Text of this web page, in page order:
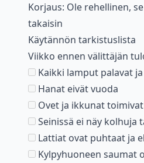
Korjaus: Ole rehellinen,
takaisin
Käytännön tarkistuslista
Viikko ennen välittäjän
Kaikki lamput palavat
Hanat eivät vuoda
Ovet ja ikkunat
Seinissä ei näy kolhuja
Lattiat ovat puhtaat ja
Kylpyhuoneen saumat